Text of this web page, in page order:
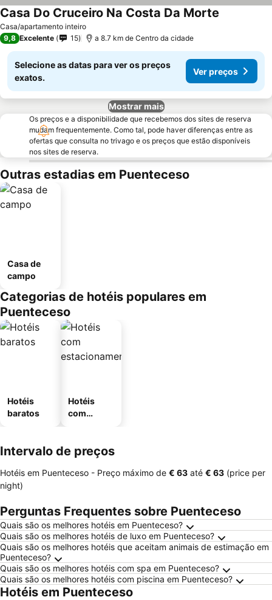
Casa/apartamento inteiro
Casa Do Cruceiro Na Costa Da Morte
9,8 Excelente 15 a 8.7 km de Centro da cidade
Selecione as datas para ver os preços
exatos.
Ver preços
Mostrar mais
Os preços e a disponibilidade que recebemos dos sites de reserva
mudam frequentemente. Como tal, pode haver diferenças entre as
ofertas que consulta no trivago e os preços que estão disponíveis
nos sites de reserva.
Outras estadias em Puenteceso
Casa de
campo
Categorias de hotéis populares em
Puenteceso
Hotéis
baratos
Hotéis
com
Intervalo de preços
Hotéis em Puenteceso - Preço máximo de ‎€ 63 até ‎€ 63 (price per
night)
Perguntas Frequentes sobre Puenteceso
Quais são os melhores hotéis em Puenteceso?
Quais são os melhores hotéis de luxo em Puenteceso?
Quais são os melhores hotéis que aceitam animais de estimação em
Puenteceso?
Quais são os melhores hotéis com spa em Puenteceso?
Quais são os melhores hotéis com piscina em Puenteceso?
Hotéis em Puenteceso